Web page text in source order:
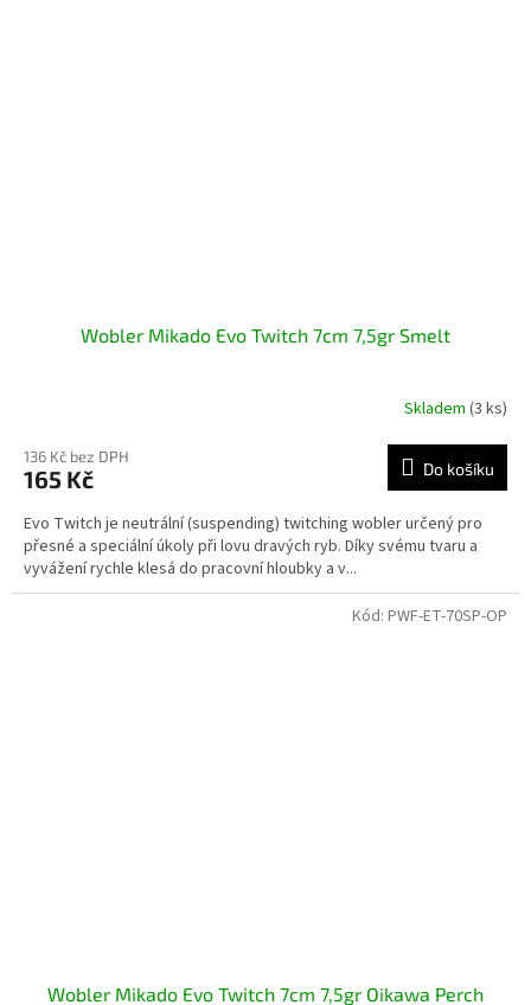
Wobler Mikado Evo Twitch 7cm 7,5gr Smelt
Skladem (3 ks)
136 Kč bez DPH
165 Kč Do košíku
Evo Twitch je neutrální (suspending) twitching wobler určený pro
přesné a speciální úkoly při lovu dravých ryb. Díky svému tvaru a
vyvážení rychle klesá do pracovní hloubky a v...
Wobler Mikado Evo Twitch 7cm 7,5gr Oikawa Perch
Kód: PWF-ET-70SP-OP